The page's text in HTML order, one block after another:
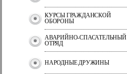
КУРСЫ ГРАЖДАНСКОЙ
ОБОРОНЫ
АВАРИЙНО-СПАСАТЕЛЬНЫЙ
ОТРЯД
НАРОДНЫЕ ДРУЖИНЫ